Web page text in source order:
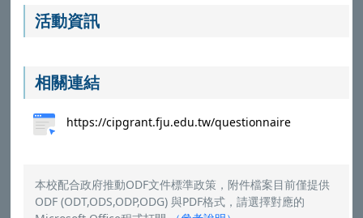
活動資訊
相關連結
https://cipgrant.fju.edu.tw/questionnaire
本校配合政府推動ODF文件標準政策，附件檔案目前僅提供
ODF (ODT,ODS,ODP,ODG) 與PDF格式，請選擇對應的